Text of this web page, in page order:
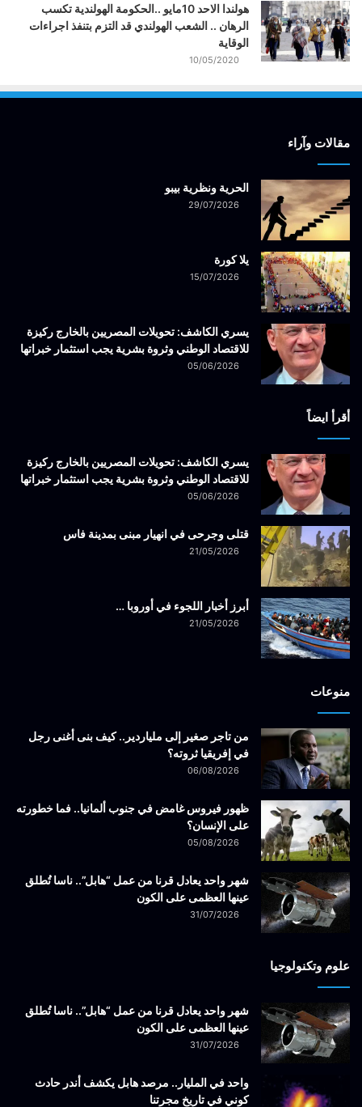
هولندا الاحد 10مايو ..الحكومة الهولندية تكسب
الرهان .. الشعب الهولندي قد التزم بتنفذ اجراءات
الوقاية
10/05/2020
مقالات وآراء
الحرية ونظرية بيبو
29/07/2026
يلا كورة
15/07/2026
يسري الكاشف: تحويلات المصريين بالخارج ركيزة
للاقتصاد الوطني وثروة بشرية يجب استثمار خبراتها
05/06/2026
أقرأ ايضاً
يسري الكاشف: تحويلات المصريين بالخارج ركيزة
للاقتصاد الوطني وثروة بشرية يجب استثمار خبراتها
05/06/2026
قتلى وجرحى في انهيار مبنى بمدينة فاس
21/05/2026
أبرز أخبار اللجوء في أوروبا …
21/05/2026
منوعات
من تاجر صغير إلى ملياردير.. كيف بنى أغنى رجل
في إفريقيا ثروته؟
06/08/2026
ظهور فيروس غامض في جنوب ألمانيا.. فما خطورته
على الإنسان؟
05/08/2026
شهر واحد يعادل قرنا من عمل “هابل”.. ناسا تُطلق
عينها العظمى على الكون
31/07/2026
علوم وتكنولوجيا
شهر واحد يعادل قرنا من عمل “هابل”.. ناسا تُطلق
عينها العظمى على الكون
31/07/2026
واحد في المليار.. مرصد هابل يكشف أندر حادث
كوني في تاريخ مجرتنا